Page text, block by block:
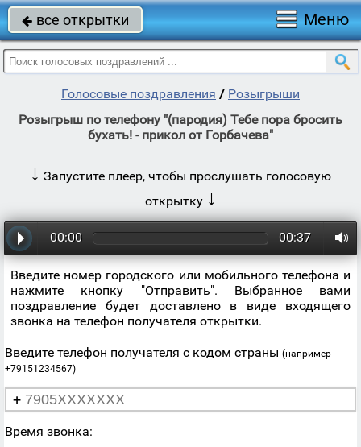
 все открытки Меню
Голосовые поздравления / Розыгрыши
Розыгрыш по телефону "(пародия) Тебе пора бросить
бухать! - прикол от Горбачева"
↓ Запустите плеер, чтобы прослушать голосовую
открытку ↓
00:00 00:37
Введите номер городского или мобильного телефона и
нажмите кнопку "Отправить". Выбранное вами
поздравление будет доставлено в виде входящего
звонка на телефон получателя открытки.
Введите телефон получателя с кодом страны (например
+79151234567)
+
Время звонка: